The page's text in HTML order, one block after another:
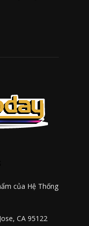
của Hệ Thống
CA 95122